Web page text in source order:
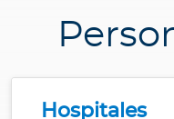
Hospitales